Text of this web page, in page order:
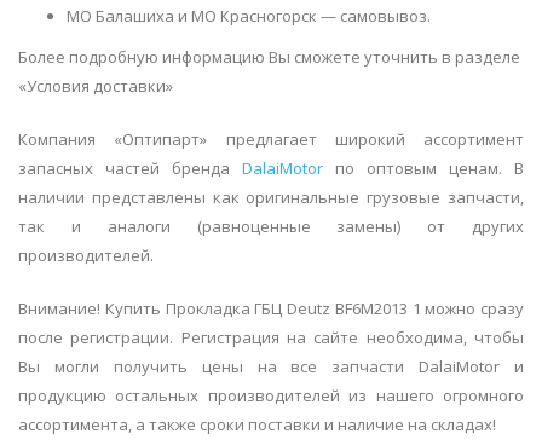
МО Балашиха и МО Красногорск — самовывоз.
Более подробную информацию Вы сможете уточнить в разделе
«Условия доставки»
Компания «Оптипарт» предлагает широкий ассортимент
запасных частей бренда DalaiMotor по оптовым ценам. В
наличии представлены как оригинальные грузовые запчасти,
так и аналоги (равноценные замены) от других
производителей.
Внимание! Купить Прокладка ГБЦ Deutz BF6M2013 1 можно сразу
после регистрации. Регистрация на сайте необходима, чтобы
Вы могли получить цены на все запчасти DalaiMotor и
продукцию остальных производителей из нашего огромного
ассортимента, а также сроки поставки и наличие на складах!